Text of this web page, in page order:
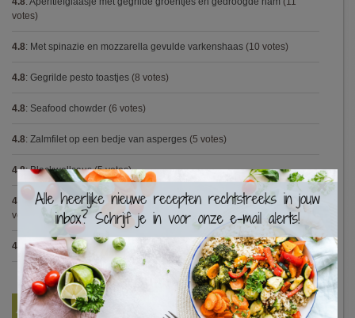
votes)
4.8: Met spinazie en mozzarella gevulde varkenshaas (10 votes)
4.8: Gegrilde pesto toastjes (8 votes)
4.8: Seafood chowder (6 votes)
4.8: Zalmfilet op een bedje van asperges (5 votes)
4.8:Blackwellsaus(5 votes)
4.7 Varkenshaasje met jagersaus en kroketten (Jeroen Meus)
(15
votes)
4.7:Gestoofde kip met dragon
Nieuwste Recepten
×